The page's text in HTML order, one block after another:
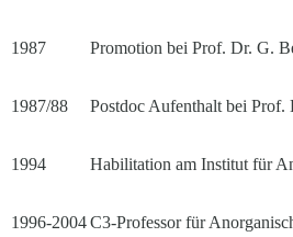
1987 Promotion bei Prof. Dr. G.
1987/88 Postdoc Aufenthalt bei
1994 Habilitation am Institut für
1996-2004C3-Professor für